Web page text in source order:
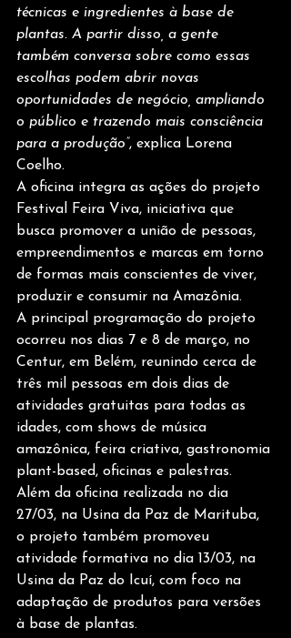
técnicas e ingredientes à base de
plantas. A partir disso, a gente
também conversa sobre como essas
escolhas podem abrir novas
oportunidades de negócio, ampliando
o público e trazendo mais consciência
para a produção”, explica Lorena
Coelho.
A oficina integra as ações do projeto
Festival Feira Viva, iniciativa que
busca promover a união de pessoas,
empreendimentos e marcas em torno
de formas mais conscientes de viver,
produzir e consumir na Amazônia.
A principal programação do projeto
ocorreu nos dias 7 e 8 de março, no
Centur, em Belém, reunindo cerca de
três mil pessoas em dois dias de
atividades gratuitas para todas as
idades, com shows de música
amazônica, feira criativa, gastronomia
plant-based, oficinas e palestras.
Além da oficina realizada no dia
27/03, na Usina da Paz de Marituba,
o projeto também promoveu
atividade formativa no dia 13/03, na
Usina da Paz do Icuí, com foco na
adaptação de produtos para versões
à base de plantas.